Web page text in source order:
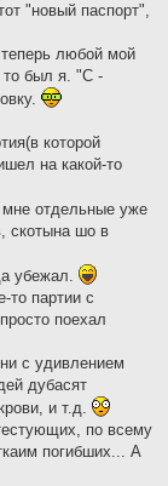
"новый паспорт",
теперь любой мой
то был я. "С -
которой
на какой-то
мне отдельные уже
скотына шо в
убежал.
то партии с
поехал
с удивлением
дубасят
и т.д.
по всему
погибших... А